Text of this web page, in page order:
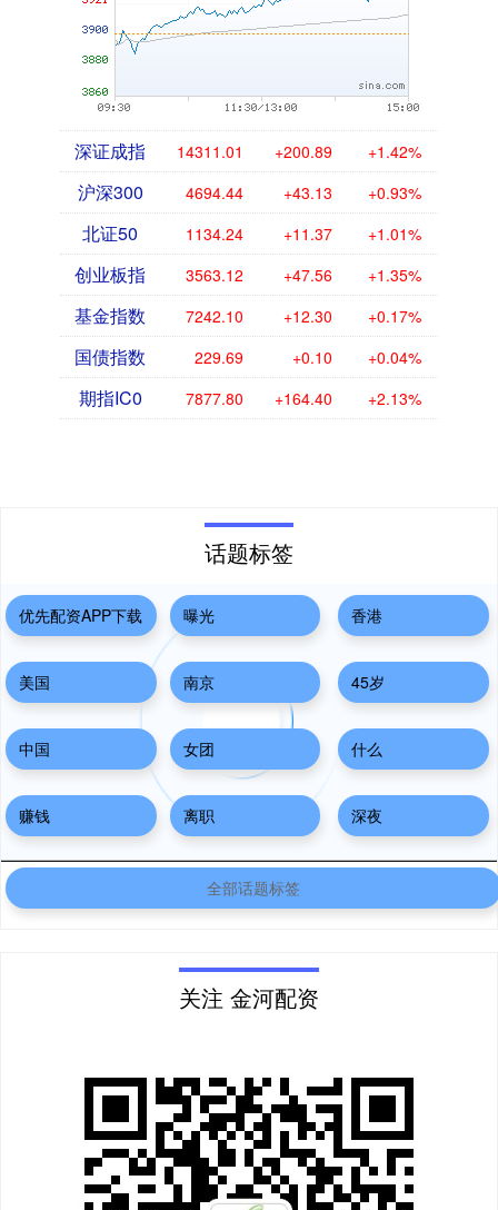
深证成指 14311.01 +200.89 +1.42%
沪深300 4694.44 +43.13 +0.93%
北证50 1134.24 +11.37 +1.01%
创业板指 3563.12 +47.56 +1.35%
基金指数 7242.10 +12.30 +0.17%
国债指数 229.69 +0.10 +0.04%
期指IC0 7877.80 +164.40 +2.13%
话题标签
优先配资APP下载 曝光 香港
美国 南京 45岁
中国 女团 什么
赚钱 离职 深夜
全部话题标签
关注 金河配资